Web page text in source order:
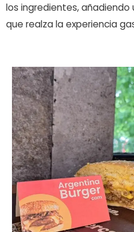
los ingredientes,
que realza la experiencia